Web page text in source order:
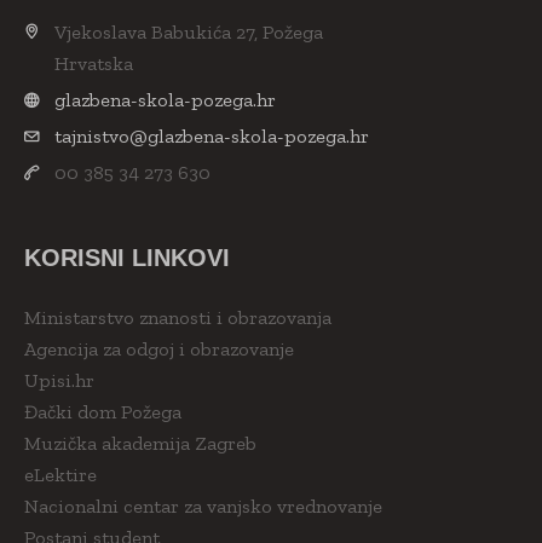
Vjekoslava Babukića 27, Požega
Hrvatska
glazbena-skola-pozega.hr
tajnistvo@glazbena-skola-pozega.hr
00 385 34 273 630
KORISNI LINKOVI
Ministarstvo znanosti i obrazovanja
Agencija za odgoj i obrazovanje
Upisi.hr
Đački dom Požega
Muzička akademija Zagreb
eLektire
Nacionalni centar za vanjsko vrednovanje
Postani student